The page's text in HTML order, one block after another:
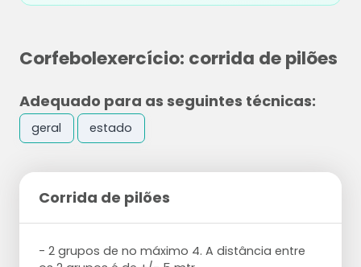
Corfebolexercício: corrida de pilões
Adequado para as seguintes técnicas:
geral estado
Corrida de pilões
- 2 grupos de no máximo 4. A distância entre